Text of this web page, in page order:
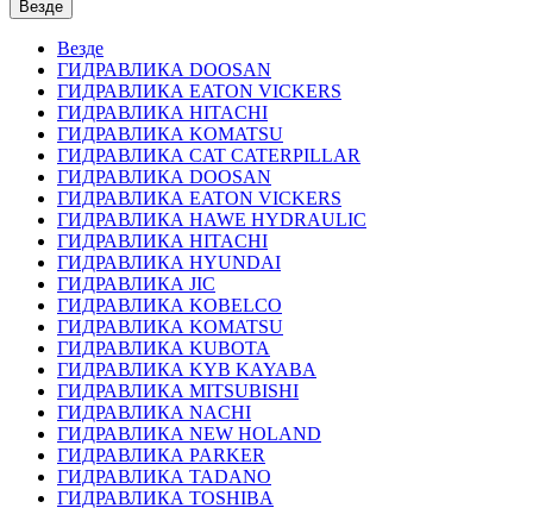
Везде
Везде
ГИДРАВЛИКА DOOSAN
ГИДРАВЛИКА EATON VICKERS
ГИДРАВЛИКА HITACHI
ГИДРАВЛИКА KOMATSU
ГИДРАВЛИКА CAT CATERPILLAR
ГИДРАВЛИКА DOOSAN
ГИДРАВЛИКА EATON VICKERS
ГИДРАВЛИКА HAWE HYDRAULIC
ГИДРАВЛИКА HITACHI
ГИДРАВЛИКА HYUNDAI
ГИДРАВЛИКА JIC
ГИДРАВЛИКА KOBELCO
ГИДРАВЛИКА KOMATSU
ГИДРАВЛИКА KUBOTA
ГИДРАВЛИКА KYB KAYABA
ГИДРАВЛИКА MITSUBISHI
ГИДРАВЛИКА NACHI
ГИДРАВЛИКА NEW HOLAND
ГИДРАВЛИКА PARKER
ГИДРАВЛИКА TADANO
ГИДРАВЛИКА TOSHIBA